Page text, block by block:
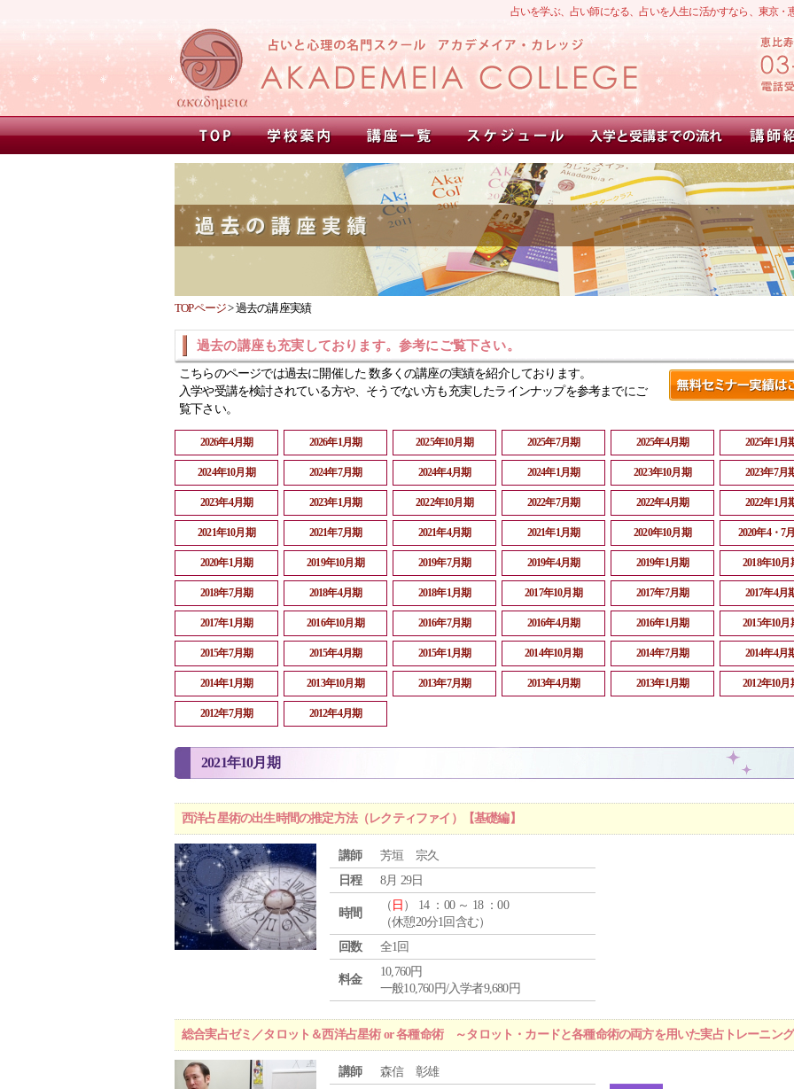
占いを学ぶ、占い師になる、占いを人生に活かすなら、東京
TOPページ>過去の講座実績
過去の講座も充実しております。参考にご覧下さい。
こちらのページでは過去に開催した 数多くの講座の実績を紹介しております。
入学や受講を検討されている方や、そうでない方も充実したラインナップを参考までにご
覧下さい。
2026年4月期 2026年1月期 2025年10月期 2025年7月期 2025年4月期 2025年1月
2024年10月期 2024年7月期 2024年4月期 2024年1月期 2023年10月期 2023年7月
2023年4月期 2023年1月期 2022年10月期 2022年7月期 2022年4月期 2022年1月
2021年10月期 2021年7月期 2021年4月期 2021年1月期 2020年10月期 2020年4・7
2020年1月期 2019年10月期 2019年7月期 2019年4月期 2019年1月期 2018年10月
2018年7月期 2018年4月期 2018年1月期 2017年10月期 2017年7月期 2017年4月
2017年1月期 2016年10月期 2016年7月期 2016年4月期 2016年1月期 2015年10月
2015年7月期 2015年4月期 2015年1月期 2014年10月期 2014年7月期 2014年4月
2014年1月期 2013年10月期 2013年7月期 2013年4月期 2013年1月期 2012年10月
2012年7月期 2012年4月期
2021年10月期
西洋占星術の出生時間の推定方法（レクティファイ）【基礎編】
講師
芳垣 宗久
日程
8月 29日
時間
（ 日 ） 14 ：00 ～ 18 ：00
（休憩20分1回含む）
回数
全1回
料金
10,760円
一般10,760円/入学者9,680円
総合実占ゼミ／タロット＆西洋占星術 or 各種命術 ～タロット・カードと各種命術の両方を用いた実占トレーニン
講師
森信 彰雄